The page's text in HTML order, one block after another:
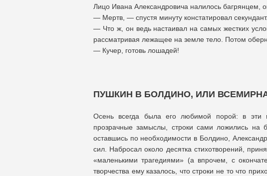
Лицо Ивана Александровича налилось багрянцем,
— Мертв, — спустя минуту констатировал секундант.
— Что ж, он ведь настаивал на самых жестких
рассматривая лежащее на земле тело. Потом
— Кучер, готовь лошадей!
ПУШКИН В БОЛДИНО, ИЛИ
Осень всегда была его любимой порой: в
прозрачные замыслы, строки сами ложились на
оставшись по необходимости в Болдино,
сил. Набросал около десятка стихотворений,
«маленькими трагедиями» (а впрочем, с
творчества ему казалось, что строки не то что